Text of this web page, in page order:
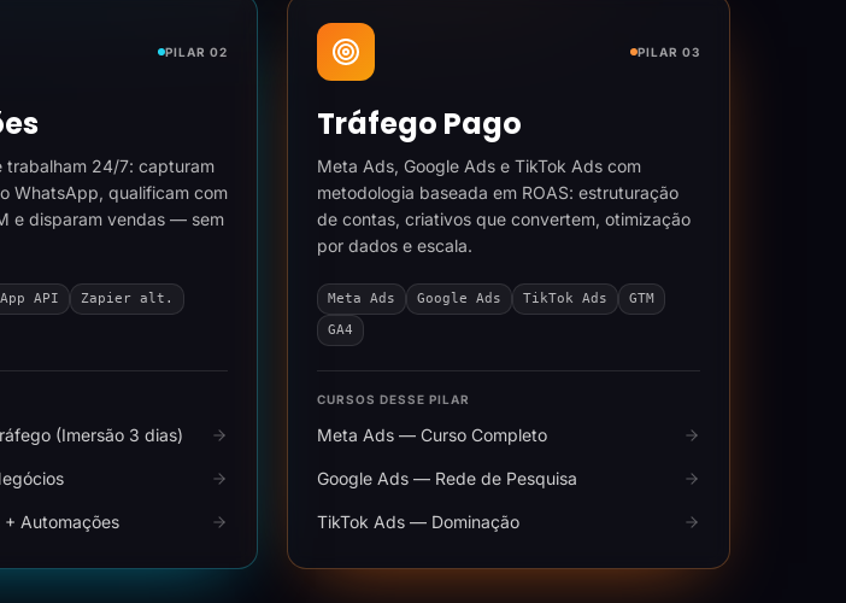
PILAR 02
trabalham 24/7: capturam
WhatsApp, qualificam com
e disparam vendas — sem
API
Zapier alt.
(Imersão 3 dias)
Automações
PILAR 03
Tráfego Pago
Meta Ads, Google Ads e TikTok Ads com
metodologia baseada em ROAS: estruturação
de contas, criativos que convertem, otimização
por dados e escala.
Meta Ads Google Ads TikTok Ads
GTM
GA4
CURSOS DESSE PILAR
Meta Ads — Curso Completo
Google Ads — Rede de Pesquisa
TikTok Ads — Dominação